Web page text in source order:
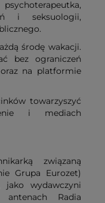
i seksuologii,
środę wakacji.
bez ograniczeń
oraz na platformie
towarzyszyć
i mediach
związaną
Grupa Eurozet)
wydawczyni
Radia